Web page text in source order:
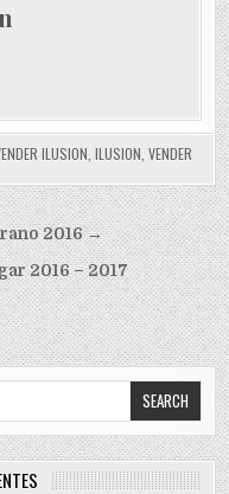
ILUSION ILUSION VENDER
2016 →
2016 – 2017